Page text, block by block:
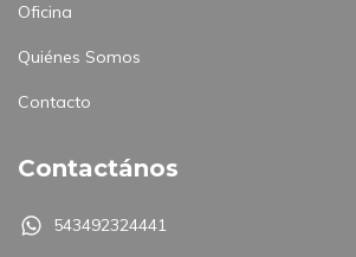
Oficina
Quiénes Somos
Contacto
Contactános
543492324441